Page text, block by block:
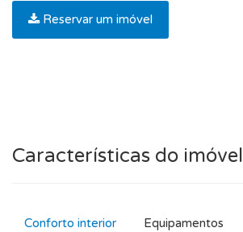
Reservar um imóvel
Características do imóvel
Conforto interior Equipamentos